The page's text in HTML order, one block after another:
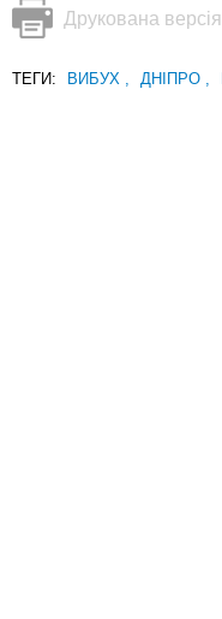
Друкована версія
ТЕГИ: ВИБУХ , ДНІПРО ,